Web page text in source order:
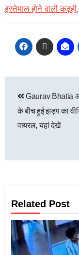
इस्तेमाल होने वाली
Gaurav Bhatia
के बीच हुई झड़प का
वायरल, यहां देखें
Related Post